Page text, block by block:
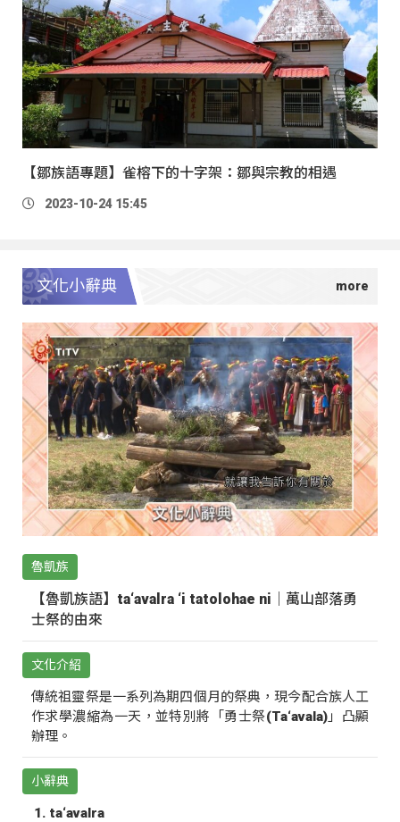
【鄒族語專題】雀榕下的十字架：鄒與宗教的相遇
2023-10-24 15:45
文化小辭典
魯凱族
【魯凱族語】ta‘avalra ‘i tatolohae ni｜萬山部落勇
士祭的由來
文化介紹
傳統祖靈祭是一系列為期四個月的祭典，現今配合族人工
作求學濃縮為一天，並特別將「勇士祭(Ta‘avala)」凸顯
辦理。
小辭典
ta‘avalra